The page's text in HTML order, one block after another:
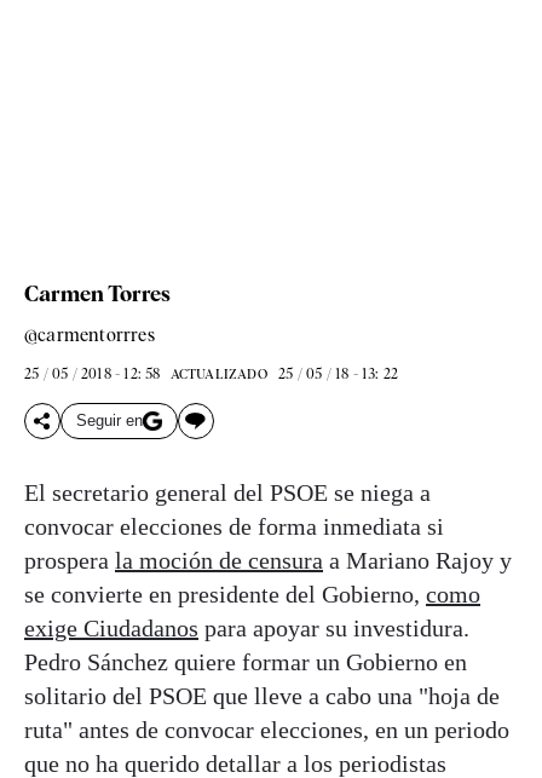
Carmen Torres
@carmentorrres
25 / 05 / 2018 - 12: 58 ACTUALIZADO 25 / 05 / 18 - 13: 22
Seguir en
El secretario general del PSOE se niega a
convocar elecciones de forma inmediata si
prospera la moción de censura a Mariano Rajoy y
se convierte en presidente del Gobierno, como
exige Ciudadanos para apoyar su investidura.
Pedro Sánchez quiere formar un Gobierno en
solitario del PSOE que lleve a cabo una "hoja de
ruta" antes de convocar elecciones, en un periodo
que no ha querido detallar a los periodistas